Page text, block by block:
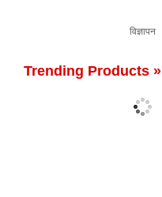
विज्ञापन
Trending Products »